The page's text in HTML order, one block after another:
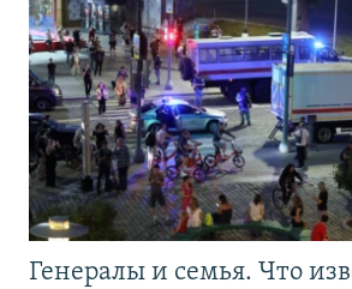
Генералы и семья. Что